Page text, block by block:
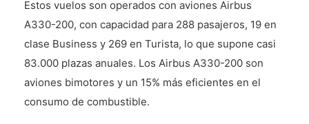
Estos vuelos son operados con aviones Airbus
A330-200, con capacidad para 288 pasajeros, 19 en
clase Business y 269 en Turista, lo que supone casi
83.000 plazas anuales. Los Airbus A330-200 son
aviones bimotores y un 15% más eficientes en el
consumo de combustible.